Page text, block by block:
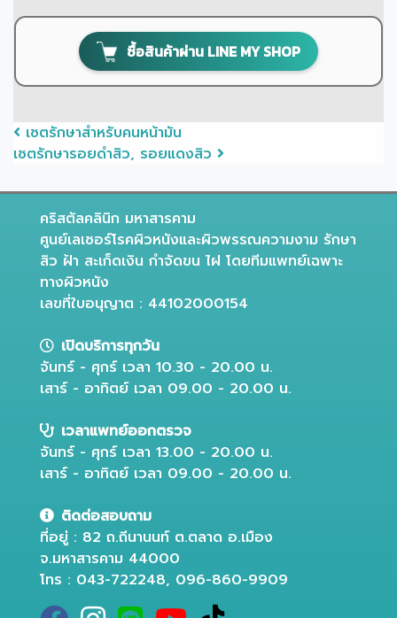
ซื้อสินค้าผ่าน LINE MY SHOP
Post navigation
เซตรักษาสำหรับคนหน้ามัน
เซตรักษารอยดําสิว, รอยแดงสิว
คริสตัลคลินิก มหาสารคาม
ศูนย์เลเซอร์โรคผิวหนังและผิวพรรณความงาม รักษา
สิว ฝ้า สะเก็ดเงิน กำจัดขน ไฝ โดยทีมแพทย์เฉพาะ
ทางผิวหนัง
เลขที่ใบอนุญาต : 44102000154
เปิดบริการทุกวัน
จันทร์ - ศุกร์ เวลา 10.30 - 20.00 น.
เสาร์ - อาทิตย์ เวลา 09.00 - 20.00 น.
เวลาแพทย์ออกตรวจ
จันทร์ - ศุกร์ เวลา 13.00 - 20.00 น.
เสาร์ - อาทิตย์ เวลา 09.00 - 20.00 น.
ติดต่อสอบถาม
ที่อยู่ : 82 ถ.ถีนานนท์ ต.ตลาด อ.เมือง
จ.มหาสารคาม 44000
โทร : 043-722248, 096-860-9909